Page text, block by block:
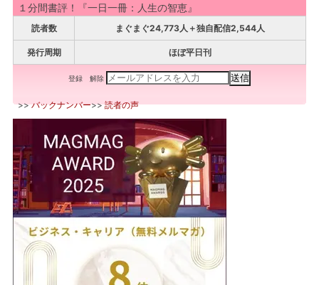
１分間書評！『一日一冊：人生の智恵』
読者数 まぐまぐ24,773人＋独自配信2,544人
発行周期 ほぼ平日刊
登録 解除
>>バックナンバー>>読者の声